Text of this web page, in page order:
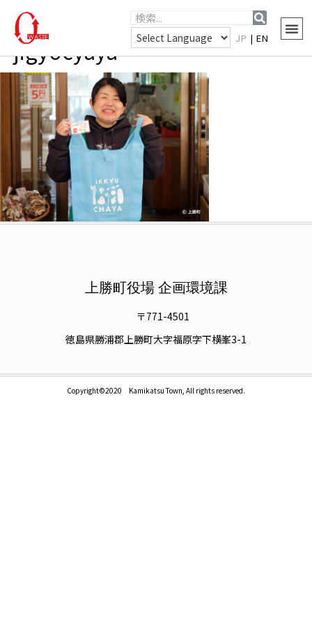
JP |EN
jigyocyaya
上勝町役場 企画環境課
〒771-4501
徳島県勝浦郡上勝町大字福原字下横峯3-1
Copyright©2020 Kamikatsu Town, All rights reserved.